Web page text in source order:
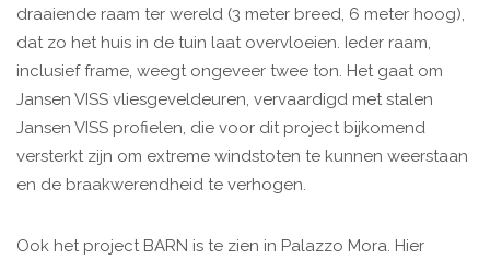
draaiende raam ter wereld (3 meter breed, 6 meter hoog),
dat zo het huis in de tuin laat overvloeien. Ieder raam,
inclusief frame, weegt ongeveer twee ton. Het gaat om
Jansen VISS vliesgeveldeuren, vervaardigd met stalen
Jansen VISS profielen, die voor dit project bijkomend
versterkt zijn om extreme windstoten te kunnen weerstaan
en de braakwerendheid te verhogen.
Ook het project BARN is te zien in Palazzo Mora. Hier